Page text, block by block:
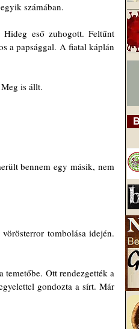
számában.
eső zuhogott. Feltűnt
a papsággal. A fiatal káplán
is állt.
bennem egy másik, nem
tombolása idején.
Ott rendezgették a
gondozta a sírt. Már